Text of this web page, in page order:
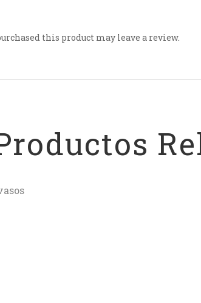
this product may leave a review.